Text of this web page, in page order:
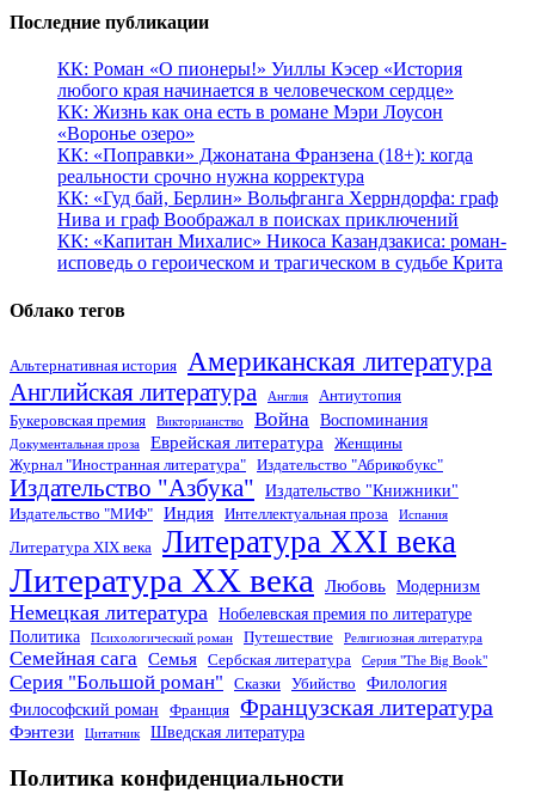
Последние публикации
КК: Роман «О пионеры!» Уиллы Кэсер «История
любого края начинается в человеческом сердце»
КК: Жизнь как она есть в романе Мэри Лоусон
«Воронье озеро»
КК: «Поправки» Джонатана Франзена (18+): когда
реальности срочно нужна корректура
КК: «Гуд бай, Берлин» Вольфганга Херрндорфа: граф
Нива и граф Воображал в поисках приключений
КК: «Капитан Михалис» Никоса Казандзакиса: роман-
исповедь о героическом и трагическом в судьбе Крита
Облако тегов
Альтернативная история Американская литература
Английская литература Англия
Антиутопия
Букеровская премия
Викторианство Война Воспоминания
Документальная проза Еврейская литература
Женщины
Журнал "Иностранная литература"
Издательство "Абрикобукс"
Издательство "Азбука" Издательство "Книжники"
Издательство "МИФ" Индия Интеллектуальная проза Испания
Литература XIX века Литература XXI века
Литература XX века Любовь Модернизм
Немецкая литература
Нобелевская премия по литературе
Политика
Психологический роман Путешествие Религиозная литература
Семейная сага Семья Сербская литература Серия "The Big Book"
Серия "Большой роман" Сказки Убийство
Филология
Философский роман
Франция Французская литература
Фэнтези Цитатник Шведская литература
Политика конфиденциальности